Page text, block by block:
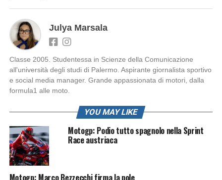
Julya Marsala
Classe 2005. Studentessa in Scienze della Comunicazione
all'università degli studi di Palermo. Aspirante giornalista sportivo
e social media manager. Grande appassionata di motori, dalla
formula1 alle moto.
YOU MAY LIKE
Motogp: Podio tutto spagnolo nella Sprint
Race austriaca
Motogp: Marco Bezzecchi firma la pole